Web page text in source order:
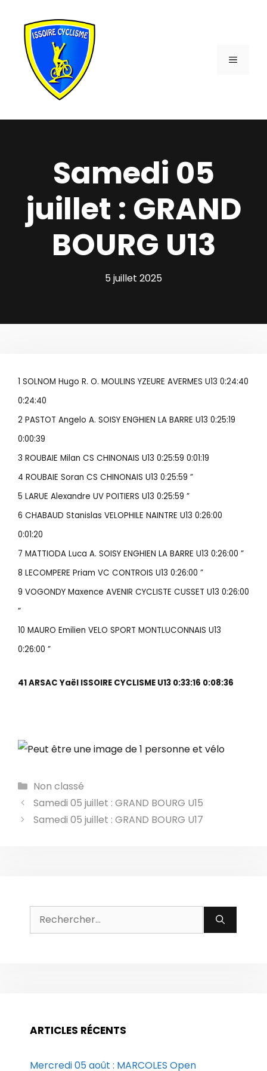
contenu
MENU
Samedi 05
juillet : GRAND
BOURG U13
5 juillet 2025
1 SOLNOM Hugo R. O. MOULINS YZEURE AVERMES U13 0:24:40
0:24:40
2 PASTOT Angelo A. SOISY ENGHIEN LA BARRE U13 0:25:19
0:00:39
3 ROUBAIE Milan CS CHINONAIS U13 0:25:59 0:01:19
4 ROUBAIE Soran CS CHINONAIS U13 0:25:59 ”
5 LARUE Alexandre UV POITIERS U13 0:25:59 ”
6 CHABAUD Stanislas VELOPHILE NAINTRE U13 0:26:00
0:01:20
7 MATTIODA Luca A. SOISY ENGHIEN LA BARRE U13 0:26:00 ”
8 LECOMPERE Priam VC CONTROIS U13 0:26:00 ”
9 VOGONDY Maxence AVENIR CYCLISTE CUSSET U13 0:26:00
”
10 MAURO Emilien VELO SPORT MONTLUCONNAIS U13
0:26:00 ”
41 ARSAC Yaël ISSOIRE CYCLISME U13 0:33:16 0:08:36
Catégories
Non classé
Samedi 05 juillet : GRAND BOURG U15
Samedi 05 juillet : GRAND BOURG U17
Rechercher :
ARTICLES RÉCENTS
Mercredi 05 août : MARCOLES Open